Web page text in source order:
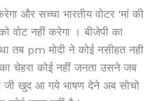
और सच्चा भारतीय वोटर ‘मां की
वोट नहीं करेगा । बीजेपी का
तब pm मोदी ने कोई नसीहत नही
चेहरा कोई नहीं जनता उसने जब
जी खुद आ गये भाषण देने अब सोचो